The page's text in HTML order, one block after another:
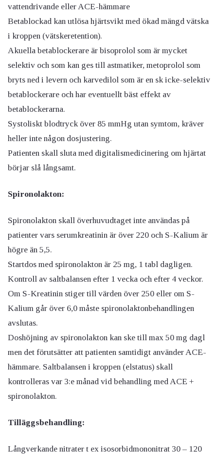
vattendrivande eller ACE-hämmare
Betablockad kan utlösa hjärtsvikt med ökad mängd vätska
i kroppen (vätskeretention).
Akuella betablockerare är bisoprolol som är mycket
selektiv och som kan ges till astmatiker, metoprolol som
bryts ned i levern och karvedilol som är en sk icke-selektiv
betablockerare och har eventuellt bäst effekt av
betablockerarna.
Systoliskt blodtryck över 85 mmHg utan symtom, kräver
heller inte någon dosjustering.
Patienten skall sluta med digitalismedicinering om hjärtat
börjar slå långsamt.
Spironolakton:
Spironolakton skall överhuvudtaget inte användas på
patienter vars serumkreatinin är över 220 och S-Kalium är
högre än 5,5.
Startdos med spironolakton är 25 mg, 1 tabl dagligen.
Kontroll av saltbalansen efter 1 vecka och efter 4 veckor.
Om S-Kreatinin stiger till värden över 250 eller om S-
Kalium går över 6,0 måste spironolaktonbehandlingen
avslutas.
Doshöjning av spironolakton kan ske till max 50 mg dagl
men det förutsätter att patienten samtidigt använder ACE-
hämmare. Saltbalansen i kroppen (elstatus) skall
kontrolleras var 3:e månad vid behandling med ACE +
spironolakton.
Tilläggsbehandling:
Långverkande nitrater t ex isosorbidmononitrat 30 – 120